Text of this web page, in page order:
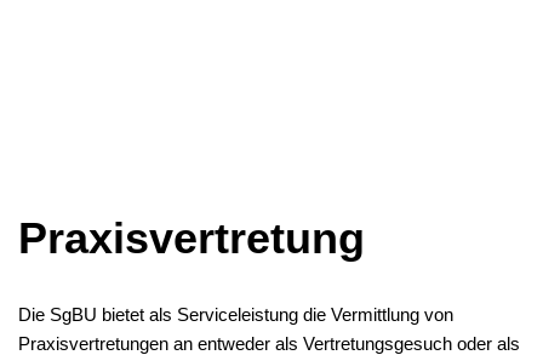
Praxisvertretung
Die SgBU bietet als Serviceleistung die Vermittlung von
Praxisvertretungen an entweder als Vertretungsgesuch oder als